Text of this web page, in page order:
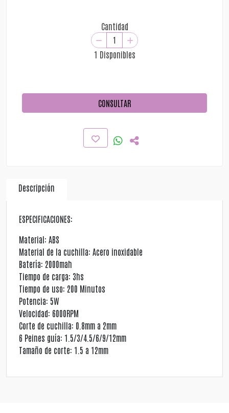
Cantidad
1 Disponibles
CONSULTAR
Descripción
ESPECIFICACIONES:
Material: ABS
Material de la cuchilla: Acero inoxidable
Batería: 2000mah
Tiempo de carga: 3hs
Tiempo de uso: 200 Minutos
Potencia: 5W
Velocidad: 6000RPM
Corte de cuchilla: 0.8mm a 2mm
6 Peines guía: 1.5/3/4.5/6/9/12mm
Tamaño de corte: 1.5 a 12mm